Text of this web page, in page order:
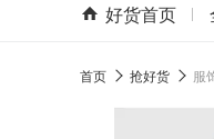
好货首页
首页 抢好货 服